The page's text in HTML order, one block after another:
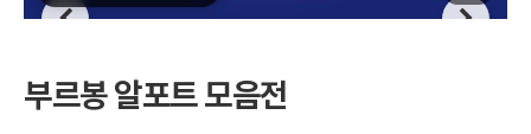
부르봉 알포트 모음전